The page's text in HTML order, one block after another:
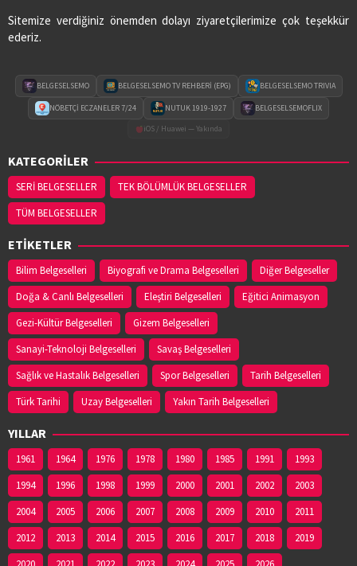
Sitemize verdiğiniz önemden dolayı ziyaretçilerimize çok teşekkür
ederiz.
BELGESELSEMO BELGESELSEMO TV REHBERİ (EPG) BELGESELSEMO TRIVIA
NÖBETÇİ ECZANELER 7/24 NUTUK 1919-1927
BELGESELSEMOFLIX
iOS / Huawei — Yakında
KATEGORİLER
SERİ BELGESELLER
TEK BÖLÜMLÜK BELGESELLER
TÜM BELGESELLER
ETİKETLER
Bilim Belgeselleri Biyografi ve Drama Belgeselleri
Diğer Belgeseller
Doğa & Canlı Belgeselleri
Eleştiri Belgeselleri
Eğitici Animasyon
Gezi-Kültür Belgeselleri
Gizem Belgeselleri
Sanayi-Teknoloji Belgeselleri
Savaş Belgeselleri
Sağlık ve Hastalık Belgeselleri
Spor Belgeselleri
Tarih Belgeselleri
Türk Tarihi
Uzay Belgeselleri Yakın Tarih Belgeselleri
YILLAR
1961 1964 1976 1978 1980 1985 1991
1993
1994
1996 1998 1999 2000 2001 2002
2003
2004
2005 2006 2007 2008 2009 2010
2011
2012
2013 2014 2015 2016 2017 2018
2019